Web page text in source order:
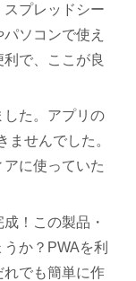
プレッドシー
ソコンで使え
で、ここが良
した。アプリの
せんでした。
に使っていた
！この製品・
か？PWAを利
れでも簡単に作